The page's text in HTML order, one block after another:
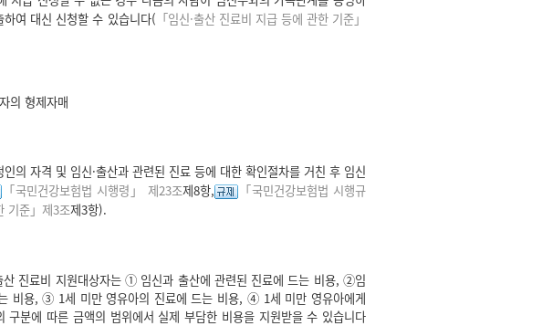
여 대신 신청할 수 있습니다( 「임신·출산 진료비 지급 등에 관한 기준」
의 형제자매
의 자격 및 임신·출산과 관련된 진료 등에 대한 확인절차를 거친 후 임신
「국민건강보험법 시행령」 제23조제8항,
「국민건강보험법 시행규
기준」제3조제3항).
산 진료비 지원대상자는 ➀ 임신과 출산에 관련된 진료에 드는 비용, ➁임
비용, ➂ 1세 미만 영유아의 진료에 드는 비용, ④ 1세 미만 영유아에게
구분에 따른 금액의 범위에서 실제 부담한 비용을 지원받을 수 있습니다